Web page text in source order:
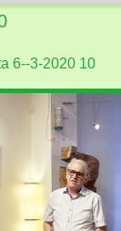
6--3-2020 10